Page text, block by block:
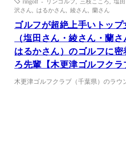
沢さん
はるかさん ,綾さん ,蘭さん
ゴルフが超絶上手いトップ
（塩田さん・綾さん・蘭さ
はるかさん）のゴルフに密
ろ先輩【木更津ゴルフクラ
木更津ゴルフクラブ（千葉県）のラウ